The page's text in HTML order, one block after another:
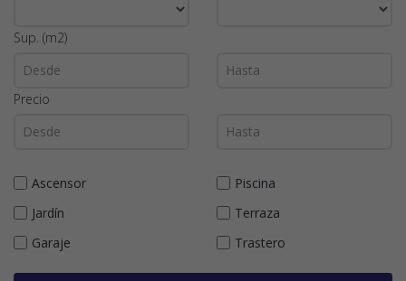
Sup. (m2)
Precio
Ascensor
Piscina
Jardín
Terraza
Garaje
Trastero